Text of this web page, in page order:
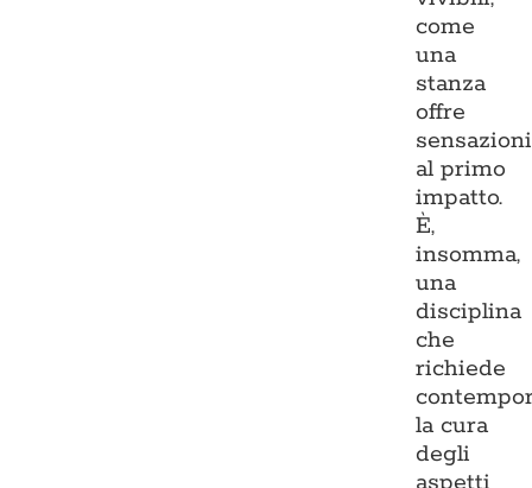
come
una
stanza
offre
sensazioni
al primo
impatto.
È,
insomma,
una
disciplina
che
richiede
la cura
degli